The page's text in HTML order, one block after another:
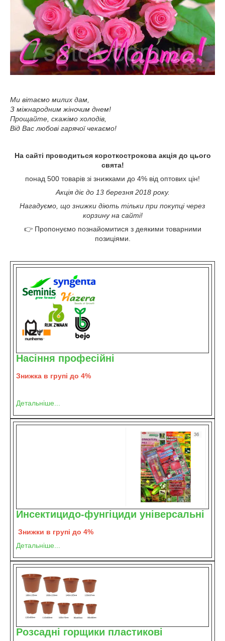
Ми вітаємо милих дам,
З міжнародним жіночим днем!
Прощайте, скажімо холодів,
Від Вас любові гарячої чекаємо!
На сайті проводиться короткострокова акція до цього
свята!
понад 500 товарів зі знижками до 4% від оптових цін!
Акція діє до 13 березня 2018 року.
Нагадуємо, що знижки діють тільки при покупці через
корзину на сайті!
👉 Пропонуємо познайомитися з деякими товарними
позиціями.
Насіння професійні
Знижка в групі до 4%
Детальніше...
Инсектицидо-фунгіциди універсальні
Знижки в групі до 4%
Детальніше...
Розсадні горщики пластикові